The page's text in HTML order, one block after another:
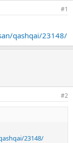
#1
qashqai/23148/
#2
23148/